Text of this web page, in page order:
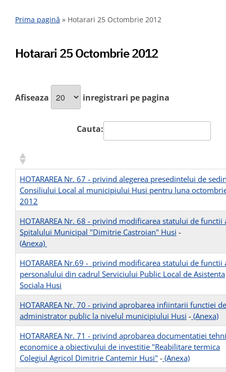
Prima pagină » Hotarari 25 Octombrie 2012
Hotarari 25 Octombrie 2012
Afiseaza inregistrari pe pagina
Cauta:
HOTARAREA Nr. 67 - privind alegerea presedintelui de
Consiliului Local al municipiului Husi pentru luna
2012
HOTARAREA Nr. 68 - privind modificarea statului de functii
Spitalului Municipal "Dimitrie Castroian" Husi -
(Anexa)
HOTARAREA Nr.69 - privind modificarea statului de functii
personalului din cadrul Serviciului Public Local de Asistenta
Sociala Husi
HOTARAREA Nr. 70 - privind aprobarea infiintarii functiei de
administrator public la nivelul municipiului Husi - (Anexa)
HOTARAREA Nr. 71 - privind aprobarea documentatiei
economice a obiectivului de investitie "Reabilitare termica
Colegiul Agricol Dimitrie Cantemir Husi" - (Anexa)